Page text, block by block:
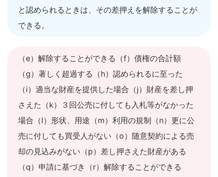
と認められるときは、その差押えを解除することが
できる。
（e）解除することができる（f）債権の合計額
（g）著しく超過する（h）認められるに至った
（i）適当な財産を提供した場合（j）財産を差し押
さえた（k）３回公売に付しても入札等がなかった
場合（l）形状、用途（m）利用の規制（n）更に公
売に付しても買受人がない（o）随意契約による売
却の見込みがない（p）差し押さえた財産がある
（q）申請に基づき（r）解除することができる